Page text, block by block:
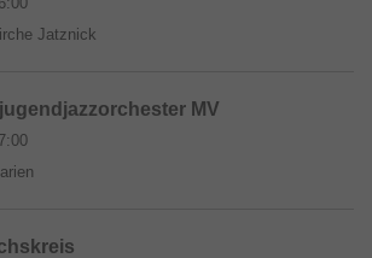
Jatznick
MV